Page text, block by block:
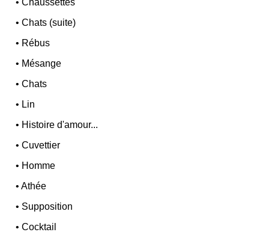
•Chaussettes
•Chats (suite)
• Rébus
• Mésange
•Chats
• Lin
• Histoire d'amour...
•Cuvettier
• Homme
•Athée
• Supposition
•Cocktail